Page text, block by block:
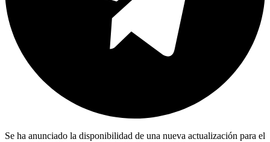
Se ha anunciado la disponibilidad de una nueva actualización para el